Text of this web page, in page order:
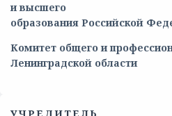
и высшего
образования Российской
Комитет общего и
Ленинградской области